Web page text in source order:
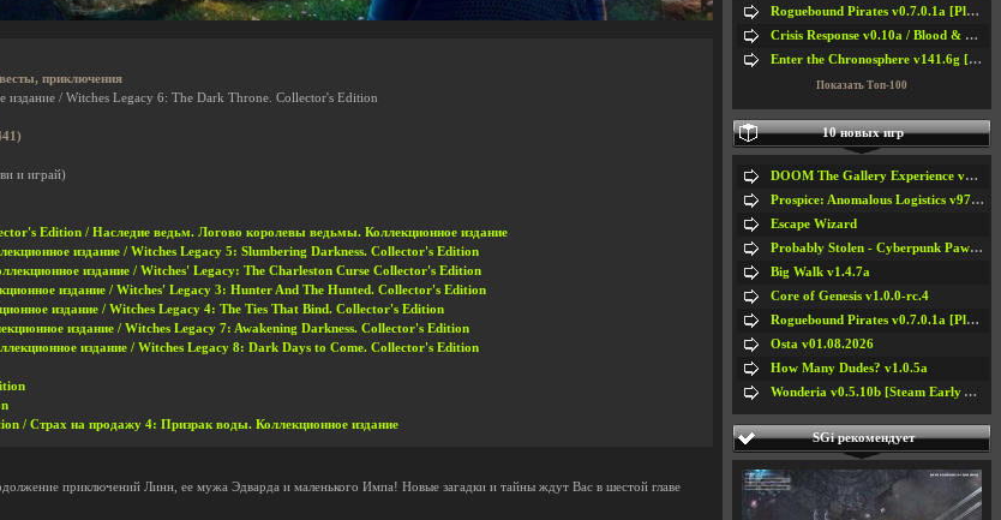
приключения
издание / Witches Legacy 6: The Dark Throne. Collector's Edition
и играй)
Edition / Наследие ведьм. Логово королевы ведьмы. Коллекционное издание
издание / Witches Legacy 5: Slumbering Darkness. Collector's Edition
издание / Witches' Legacy: The Charleston Curse Collector's Edition
издание / Witches' Legacy 3: Hunter And The Hunted. Collector's Edition
издание / Witches Legacy 4: The Ties That Bind. Collector's Edition
издание / Witches Legacy 7: Awakening Darkness. Collector's Edition
издание / Witches Legacy 8: Dark Days to Come. Collector's Edition
/ Страх на продажу 4: Призрак воды. Коллекционное издание
приключений Линн, ее мужа Эдварда и маленького Импа! Новые загадки и тайны ждут Вас в шестой главе
Roguebound Pirates v0.7.0.1a [Playtest]
Crisis Response v0.10a / Blood & Bullet
Enter the Chronosphere v141.6g [Steam Early Access]
Показать Топ-100
10 новых игр
DOOM The Gallery Experience v1.4.2
Prospice: Anomalous Logistics v97 [Playtest]
Escape Wizard
Probably Stolen - Cyberpunk Pawnshop Simulator v048c [Playtest]
Big Walk v1.4.7a
Core of Genesis v1.0.0-rc.4
Roguebound Pirates v0.7.0.1a [Playtest]
Osta v01.08.2026
How Many Dudes? v1.0.5a
Wonderia v0.5.10b [Steam Early Access]
SGi рекомендует